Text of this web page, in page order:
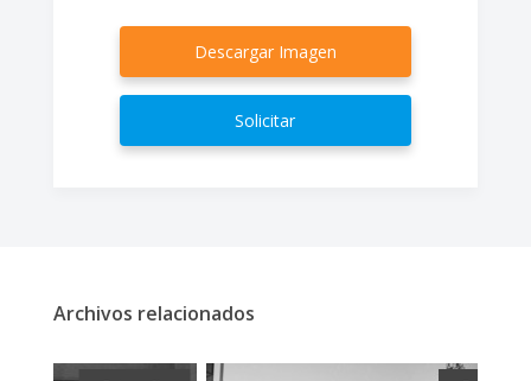
Descargar Imagen
Solicitar
Archivos relacionados